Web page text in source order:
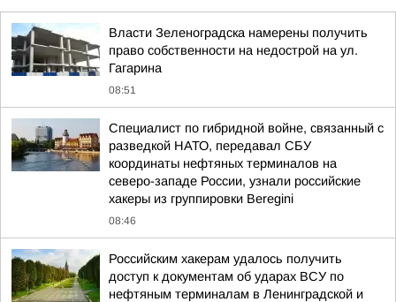
Власти Зеленоградска намерены получить
право собственности на недострой на ул.
Гагарина
08:51
Специалист по гибридной войне, связанный с
разведкой НАТО, передавал СБУ
координаты нефтяных терминалов на
северо-западе России, узнали российские
хакеры из группировки Beregini
08:46
Российским хакерам удалось получить
доступ к документам об ударах ВСУ по
нефтяным терминалам в Ленинградской и